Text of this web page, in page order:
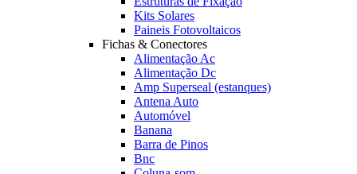
Kits Solares
Paineis Fotovoltaicos
Fichas & Conectores
Alimentação Ac
Alimentação Dc
Amp Superseal (estanques)
Antena Auto
Automóvel
Banana
Barra de Pinos
Bnc